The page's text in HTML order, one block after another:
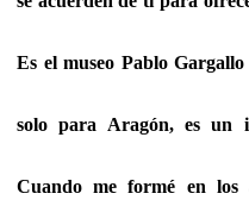
Es el museo Pablo
solo para Aragón, es un
Cuando me formé en los